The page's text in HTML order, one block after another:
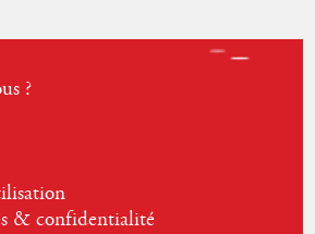
?
& confidentialité